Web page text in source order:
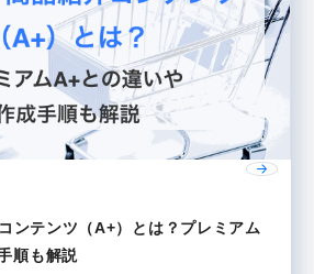
ンテンツ（A+）とは？プレミアム
順も解説